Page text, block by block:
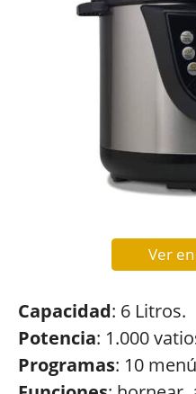
Ver
Capacidad: 6 Litros.
Potencia: 1.000
Programas: 10